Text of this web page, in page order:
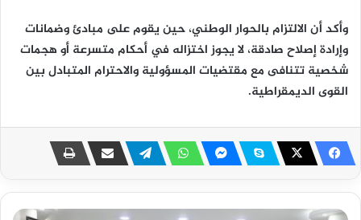
وأكد أن الالتزام بالحوار الوطني، حين يقوم على مبادئ وضمانات
وإرادة إصلاح صادقة، لا يجوز اختزاله في أحكام متسرعة أو هجمات
شخصية تتنافى مع مقتضيات المسؤولية والاحترام المتبادل بين
القوى الديمقراطية.